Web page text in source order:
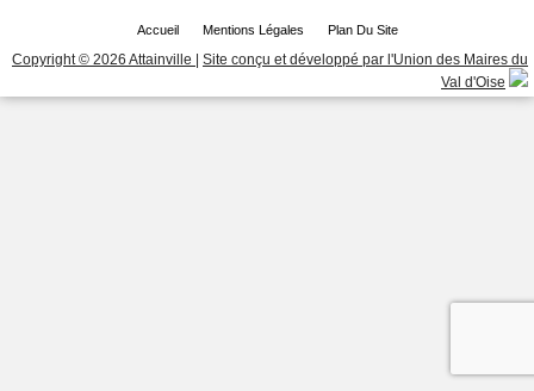
Accueil Mentions Légales Plan Du Site
Copyright © 2026 Attainville | Site conçu et développé par l'Union des Maires du
Val d'Oise